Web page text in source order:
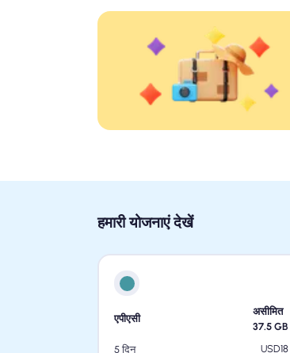
हमारी योजनाएं देखें
एपीएसी
असीमित
37.5 GB
5 दिन
USD18